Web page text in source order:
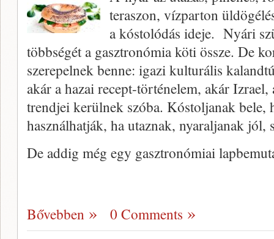
teraszon, vízparton
a kóstolódás ideje. Nyári
többségét a gasztronómia köti össze. De
szerepelnek benne: igazi kulturális
akár a hazai recept-történelem, akár
trendjei kerülnek szóba. Kóstoljanak bele,
használhatják, ha utaznak, nyaraljanak jól,
De addig még egy gasztronómiai
Bővebben 0 Comments